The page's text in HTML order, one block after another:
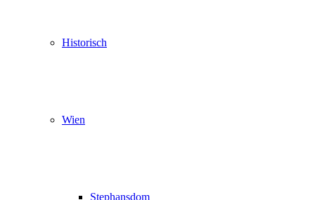
Historisch
Wien
Stephansdom